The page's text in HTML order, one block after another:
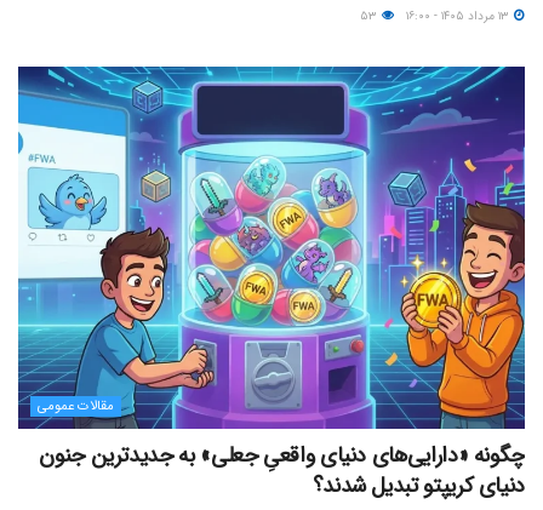
مقالات عمومی
چگونه «دارایی‌های دنیای واقعیِ جعلی» به جدیدترین جنون
دنیای کریپتو تبدیل شدند؟